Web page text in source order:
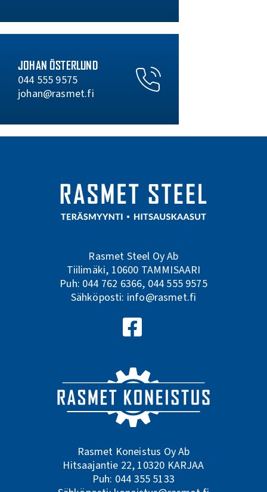
JOHAN ÖSTERLUND
044 555 9575
johan@rasmet.fi
Rasmet Steel Oy Ab
Tiilimäki, 10600 TAMMISAARI
Puh: 044 762 6366, 044 555 9575
Sähköposti: info@rasmet.fi
Seuraa meitä Facebookissa
Rasmet Koneistus Oy Ab
Hitsaajantie 22, 10320 KARJAA
Puh: 044 355 5133